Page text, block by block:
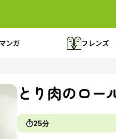
マンガ フレンズ
とり肉のロー
25分